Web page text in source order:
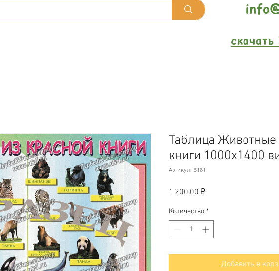
Таблица Животные
книги 1000х1400
Артикул: B181
1 200,00 ₽Цена
Количество *
Добавить в